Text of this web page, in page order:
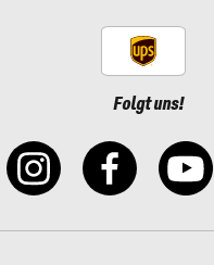
Folgt uns!